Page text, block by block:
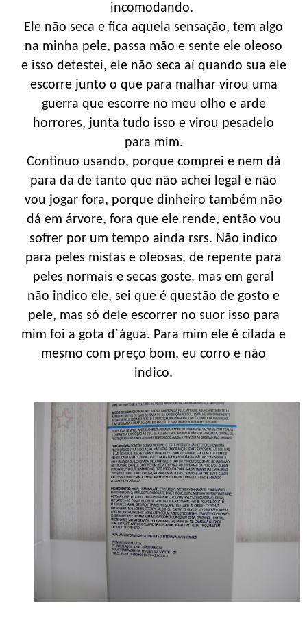
incomodando.
Ele não seca e fica aquela sensação, tem algo
na minha pele, passa mão e sente ele oleoso
e isso detestei, ele não seca aí quando sua ele
escorre junto o que para malhar virou uma
guerra que escorre no meu olho e arde
horrores, junta tudo isso e virou pesadelo
para mim.
Continuo usando, porque comprei e nem dá
para da de tanto que não achei legal e não
vou jogar fora, porque dinheiro também não
dá em árvore, fora que ele rende, então vou
sofrer por um tempo ainda rsrs. Não indico
para peles mistas e oleosas, de repente para
peles normais e secas goste, mas em geral
não indico ele, sei que é questão de gosto e
pele, mas só dele escorrer no suor isso para
mim foi a gota d´água. Para mim ele é cilada e
mesmo com preço bom, eu corro e não
indico.